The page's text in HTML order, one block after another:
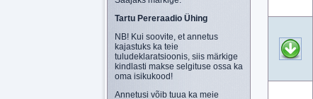
Tartu Pereraadio Ühing
NB! Kui soovite, et annetus
kajastuks ka teie
tuludeklaratsioonis, siis märkige
kindlasti makse selgituse ossa ka
oma isikukood!
Annetusi võib tuua ka meie